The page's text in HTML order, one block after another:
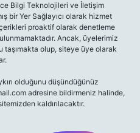
Bilgi Teknolojileri ve İletişim
bir Yer Sağlayıcı olarak hizmet
proaktif olarak denetleme
Ancak, üyelerimiz
taşımakta olup, siteye üye olarak
olduğunu düşündüğünüz
adresine bildirmeniz halinde,
kaldırılacaktır.